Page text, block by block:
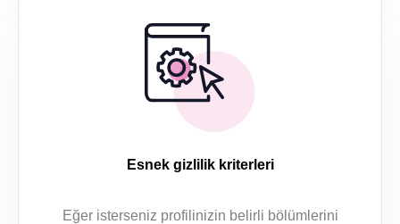
Esnek gizlilik kriterleri
Eğer isterseniz profilinizin belirli bölümlerini